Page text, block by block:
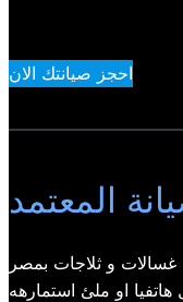
احجز صيانتك الان
المعتمد
و ثلاجات بمصر
او ملئ استمارهه